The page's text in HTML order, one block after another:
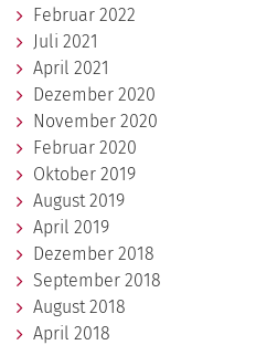
Februar 2022
Juli 2021
April 2021
Dezember 2020
November 2020
Februar 2020
Oktober 2019
August 2019
April 2019
Dezember 2018
September 2018
August 2018
April 2018